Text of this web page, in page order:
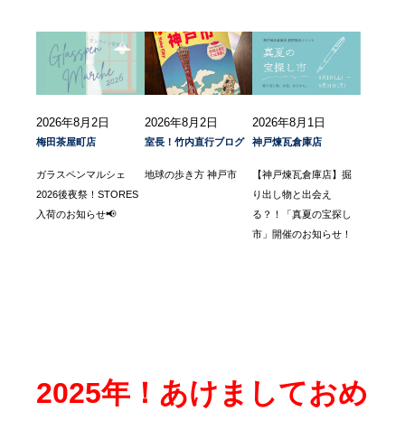
2026年8月2日
梅田茶屋町店
ガラスペンマルシェ
2026後夜祭！STORES
入荷のお知らせ📢
2026年8月2日
室長！竹内直行ブログ
地球の歩き方 神戸市
2026年8月1日
神戸煉瓦倉庫店
【神戸煉瓦倉庫店】掘
り出し物と出会え
る？！「真夏の宝探し
市」開催のお知らせ！
2025年！あけましておめ